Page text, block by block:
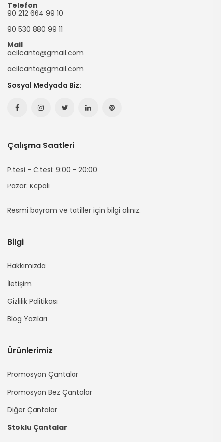
Telefon
90 212 664 99 10
90 530 880 99 11
Mail
acilcanta@gmail.com
acilcanta@gmail.com
Sosyal Medyada Biz:
Facebook
(yeni
Sayfada
Açılır)
Instagram
(yeni
Sayfada
Açılır)
Twitter
(yeni
Sayfada
Linkedin
Sayfada
Pinterest
Çalışma Saatleri
P.tesi - C.tesi: 9:00 - 20:00
Pazar: Kapalı
Resmi bayram ve tatiller için bilgi alınız.
Bilgi
Hakkımızda
İletişim
Gizlilik Politikası
Blog Yazıları
Ürünlerimiz
Promosyon Çantalar
Promosyon Bez Çantalar
Diğer Çantalar
Stoklu Çantalar